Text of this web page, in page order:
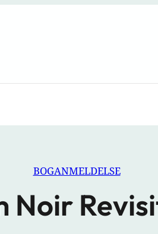
BOGANMELDELSE
Noir